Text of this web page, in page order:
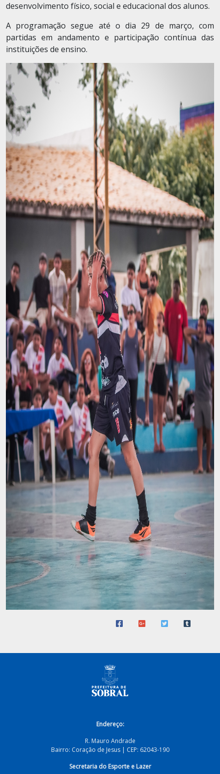
desenvolvimento físico, social e educacional dos alunos.
A programação segue até o dia 29 de março, com
partidas em andamento e participação contínua das
instituições de ensino.
Endereço:
R. Mauro Andrade
Bairro: Coração de Jesus | CEP: 62043-190
Secretaria do Esporte e Lazer